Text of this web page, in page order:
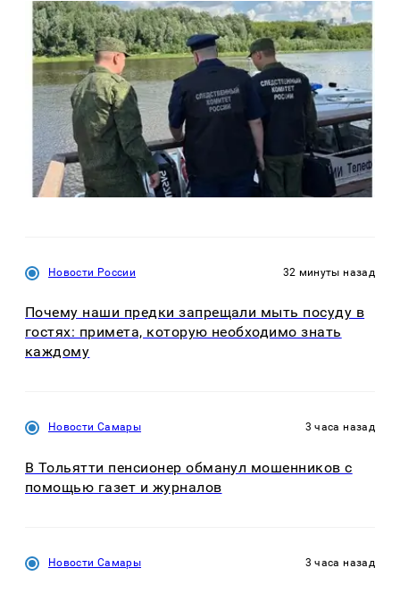
Новости России 32 минуты назад
Почему наши предки запрещали мыть посуду в
гостях: примета, которую необходимо знать
каждому
Новости Самары 3 часа назад
В Тольятти пенсионер обманул мошенников с
помощью газет и журналов
Новости Самары 3 часа назад